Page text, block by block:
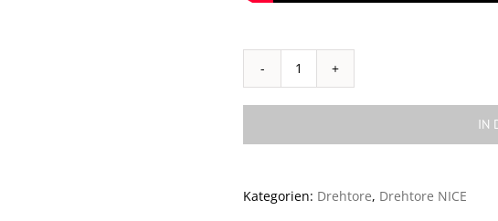
TOONA
KIT
für
IN
Kategorien: Drehtore, Drehtore NICE